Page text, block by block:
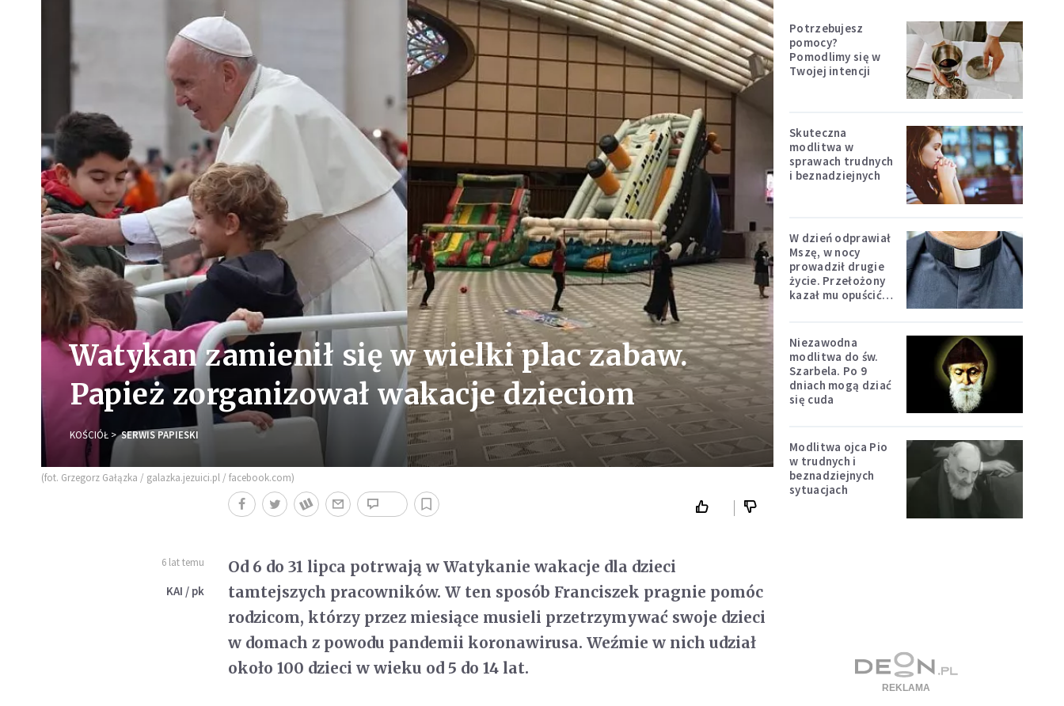
Watykan zamienił się w wielki plac zabaw.
Papież zorganizował wakacje dzieciom
KOŚCIÓŁ SERWIS PAPIESKI
(fot. Grzegorz Gałązka / galazka.jezuici.pl / facebook.com)
6 lat temu
KAI / pk
Od 6 do 31 lipca potrwają w Watykanie wakacje dla dzieci
tamtejszych pracowników. W ten sposób Franciszek pragnie pomóc
rodzicom, którzy przez miesiące musieli przetrzymywać swoje dzieci
w domach z powodu pandemii koronawirusa. Weźmie w nich udział
około 100 dzieci w wieku od 5 do 14 lat.
Potrzebujesz
pomocy?
Pomodlimy się w
Twojej intencji
Skuteczna
modlitwa w
sprawach trudnych
i beznadziejnych
W dzień odprawiał
Mszę, w nocy
prowadził drugie
życie. Przełożony
kazał mu opuścić
Niezawodna
modlitwa do św.
Szarbela. Po 9
dniach mogą dziać
się cuda
Modlitwa ojca Pio
w trudnych i
beznadziejnych
sytuacjach